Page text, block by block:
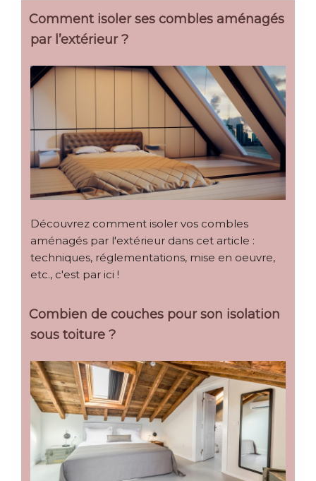
Comment isoler ses combles aménagés
par l’extérieur ?
Découvrez comment isoler vos combles
aménagés par l'extérieur dans cet article :
techniques, réglementations, mise en oeuvre,
etc., c'est par ici !
Combien de couches pour son isolation
sous toiture ?